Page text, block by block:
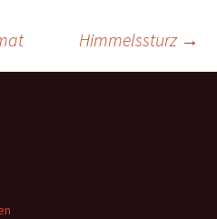
Himmelssturz →